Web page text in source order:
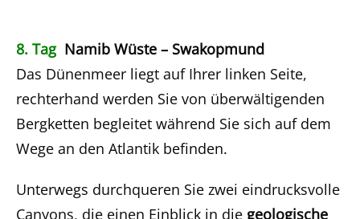
8. TagNamib Wüste – Swakopmund
Das Dünenmeer liegt auf Ihrer linken Seite,
rechterhand werden Sie von überwältigenden
Bergketten begleitet während Sie sich auf dem
Wege an den Atlantik befinden.
Unterwegs durchqueren Sie zwei eindrucksvolle
Canyons, die einen Einblick in die geologische